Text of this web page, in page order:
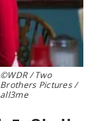
©WDR / Two
Brothers Pictures /
all3me